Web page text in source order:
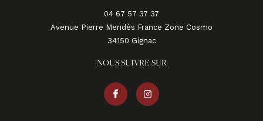
04 67 57 37 37
Avenue Pierre Mendès France Zone Cosmo
34150
gignac
NOUS SUIVRE SUR